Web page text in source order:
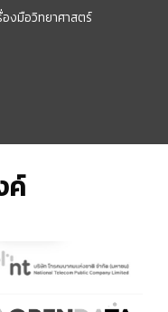
องมือวิทยาศาสตร์
ค์